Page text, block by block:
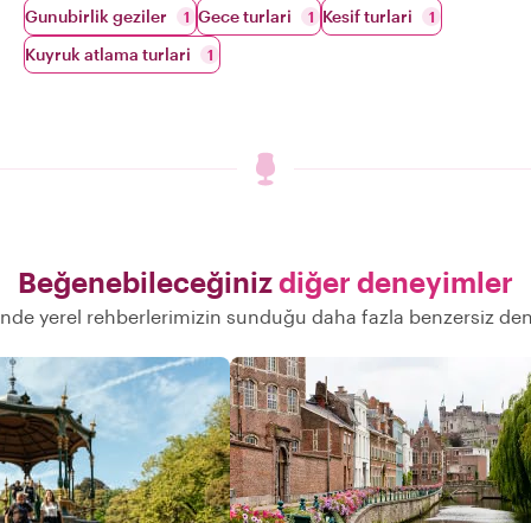
Gunubirlik geziler 1 Gece turlari 1 Kesif turlari 1
Kuyruk atlama turlari 1
Beğenebileceğinizdiğer deneyimler
yerel rehberlerimizin sunduğu daha fazla benzersiz